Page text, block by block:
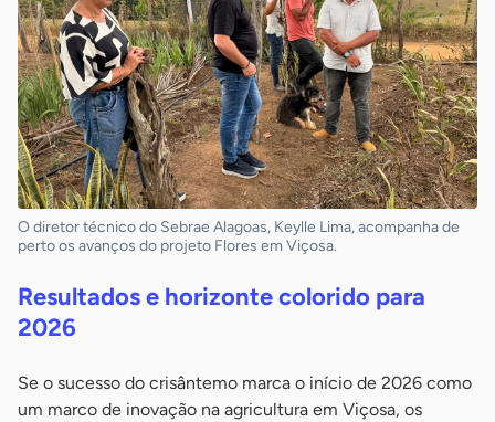
O diretor técnico do Sebrae Alagoas, Keylle Lima, acompanha de
perto os avanços do projeto Flores em Viçosa.
Resultados e horizonte colorido para
2026
Se o sucesso do crisântemo marca o início de 2026 como
um marco de inovação na agricultura em Viçosa, os